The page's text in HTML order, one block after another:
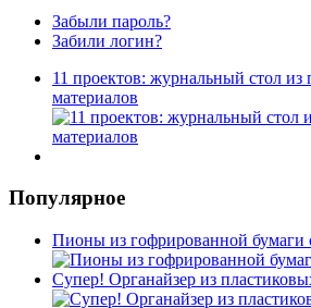
Забыли пароль?
Забили логин?
11 проектов: журнальный стол из
материалов
Популярное
Пионы из гофрированной бумаги
Супер! Органайзер из